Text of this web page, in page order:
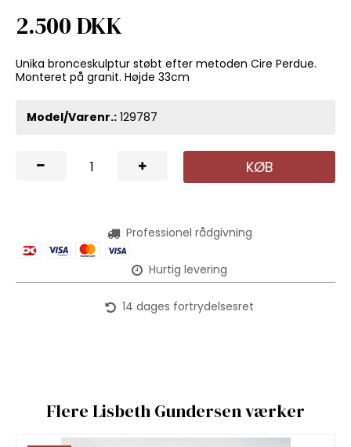
2.500 DKK
Unika bronceskulptur støbt efter metoden Cire Perdue.
Monteret på granit. Højde 33cm
Model/Varenr.: 129787
KØB
Professionel rådgivning
Hurtig levering
14 dages fortrydelsesret
Flere Lisbeth Gundersen værker